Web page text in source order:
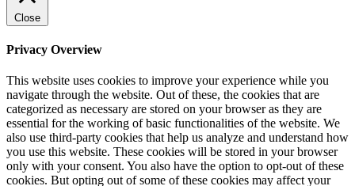
Close
Privacy Overview
This website uses cookies to improve your experience while you
navigate through the website. Out of these, the cookies that are
categorized as necessary are stored on your browser as they are
essential for the working of basic functionalities of the website. We
also use third-party cookies that help us analyze and understand how
you use this website. These cookies will be stored in your browser
only with your consent. You also have the option to opt-out of these
cookies. But opting out of some of these cookies may affect your